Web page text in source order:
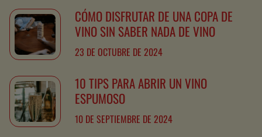
CÓMO DISFRUTAR DE UNA COPA DE
VINO SIN SABER NADA DE VINO
23 DE OCTUBRE DE 2024
10 TIPS PARA ABRIR UN VINO
ESPUMOSO
10 DE SEPTIEMBRE DE 2024